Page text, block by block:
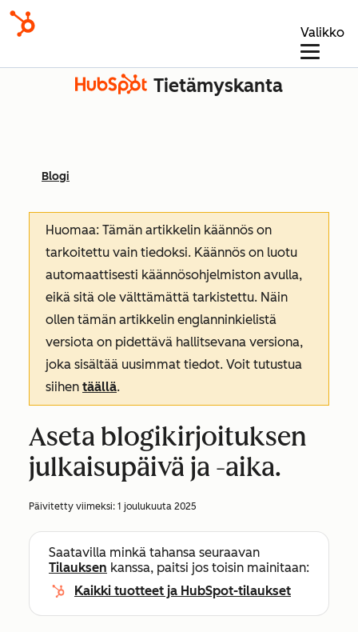
Valikko
Tietämyskanta
Blogi
Huomaa: Tämän artikkelin käännös on
tarkoitettu vain tiedoksi. Käännös on luotu
automaattisesti käännösohjelmiston avulla,
eikä sitä ole välttämättä tarkistettu. Näin
ollen tämän artikkelin englanninkielistä
versiota on pidettävä hallitsevana versiona,
joka sisältää uusimmat tiedot. Voit tutustua
siihen täällä.
Aseta blogikirjoituksen
julkaisupäivä ja -aika.
Päivitetty viimeksi: 1 joulukuuta 2025
Saatavilla minkä tahansa seuraavan
Tilauksen kanssa, paitsi jos toisin mainitaan:
Kaikki tuotteet ja HubSpot-tilaukset